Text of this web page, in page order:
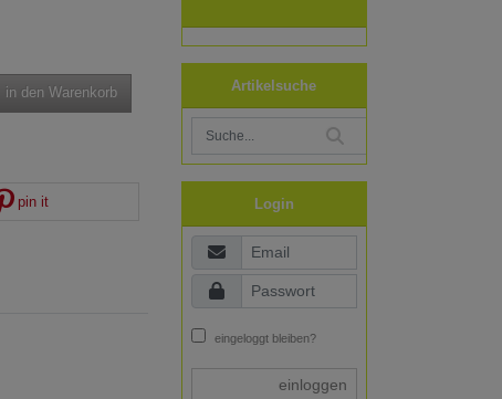
in den Warenkorb
pin it
Artikelsuche
Login
eingeloggt bleiben?
einloggen